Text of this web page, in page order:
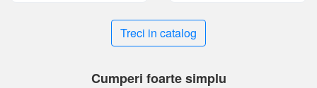
Treci in catalog
Cumperi foarte simplu